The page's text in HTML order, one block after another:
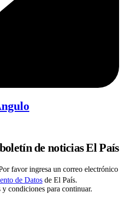
de noticias El País
favor ingresa un correo electrónico
de Datos de El País.
condiciones para continuar.